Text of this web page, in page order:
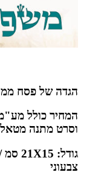
הגדה של פסח
המחיר כולל
וסרט מתנה
צבעוני